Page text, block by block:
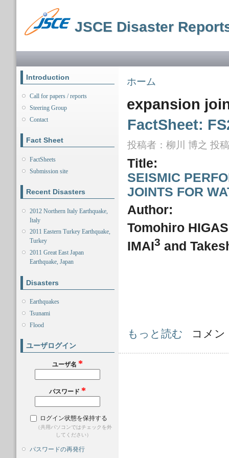
ン
動
JSCE Disaster
Introduction
Call for papers / reports
Steering Group
Contact
Fact Sheet
FactSheets
Submission site
Recent Disasters
2012 Northern Italy Earthquake,
Italy
2011 Eastern Turkey Earthquake,
Turkey
2011 Great East Japan
Earthquake, Japan
Disasters
Earthquakes
Tsunami
Flood
ユーザログイン
ユーザ名 *
パスワード *
ログイン状態を保持する
（共用パソコンではチェックを外
してください）
パスワードの再発行
現在地
ホーム
expansion
FactSheet:
投稿者： 柳川 博之 投
Title:
SEISMIC
JOINTS FOR
Author:
Tomohiro
IMAI3 and
FactSheet: FS2012-E-0000 (Sample) に
もっと読む コメン